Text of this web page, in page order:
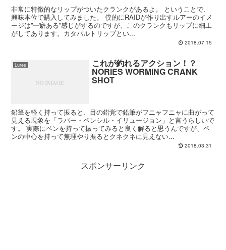
非常に特徴的なリップがついたクランクがあるよ。 ということで、
興味本位で購入してみました。 僕的にRAIDが作り出すルアーのイメ
ージは”一癖ある”感じがするのですが、このクランクもリップに細工
がしてあります。カタパルトリップとい...
2018.07.15
Lures これが釣れるアクション！？
NORIES WORMING CRANK
SHOT
鉛筆を軽く持って振ると、目の錯覚で鉛筆がフニャフニャに曲がって
見える現象を「ラバー・ペンシル・イリュージョン」と言うらしいで
す。 実際にペンを持って振ってみると良く解ると思うんですが、ペ
ンの中心を持って無理やり振るとクネクネに見えない...
2018.03.31
スポンサーリンク